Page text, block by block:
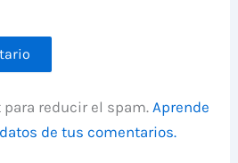
reducir el spam.Aprende
de tus comentarios.